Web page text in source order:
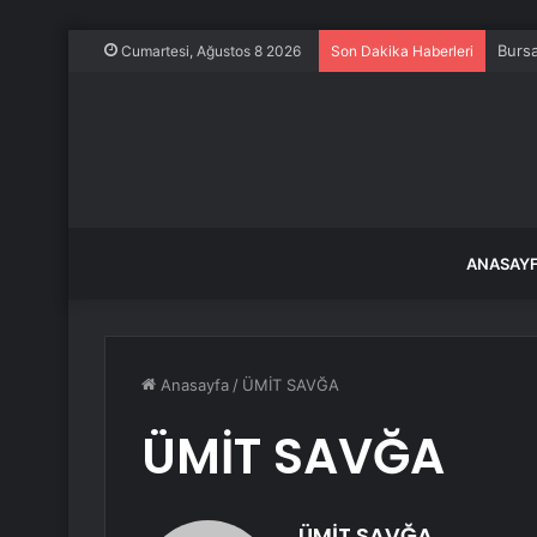
Cumartesi, Ağustos 8 2026 Son Dakika Haberleri
Anasayfa / ÜMİT SAVĞA
ÜMİT SAVĞA